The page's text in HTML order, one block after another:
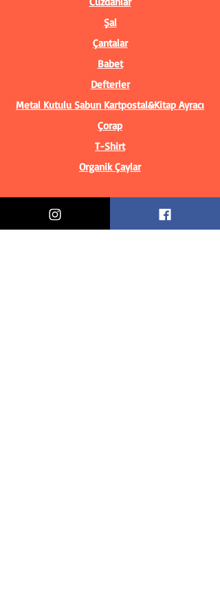
Şal
Çantalar
Babet
Defterler
Metal Kutulu Sabun Kartpostal&Kitap Ayracı
Çorap
T-Shirt
Organik Çaylar
Bilgiler